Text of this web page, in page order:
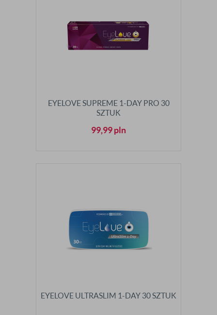
EYELOVE SUPREME 1-DAY PRO 30
SZTUK
99,99pln
EYELOVE ULTRASLIM 1-DAY 30 SZTUK